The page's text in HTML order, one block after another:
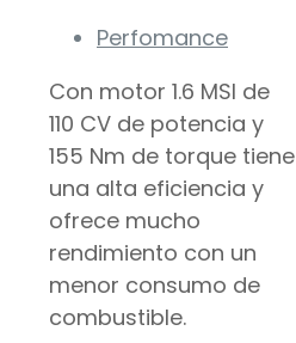
Perfomance
Con motor 1.6 MSI de
110 CV de potencia y
155 Nm de torque tiene
una alta eficiencia y
ofrece mucho
rendimiento con un
menor consumo de
combustible.